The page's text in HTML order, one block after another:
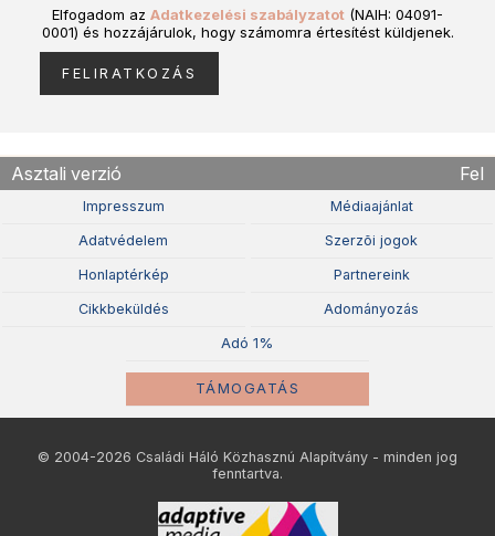
Elfogadom az Adatkezelési szabályzatot (NAIH: 04091-
0001) és hozzájárulok, hogy számomra értesítést küldjenek.
Asztali verzió Fel
Impresszum Médiaajánlat
Adatvédelem Szerzõi jogok
Honlaptérkép Partnereink
Cikkbeküldés Adományozás
Adó 1%
TÁMOGATÁS
© 2004-2026 Családi Háló Közhasznú Alapítvány - minden jog
fenntartva.